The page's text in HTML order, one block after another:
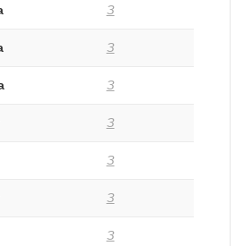
З
З
З
З
З
З
З